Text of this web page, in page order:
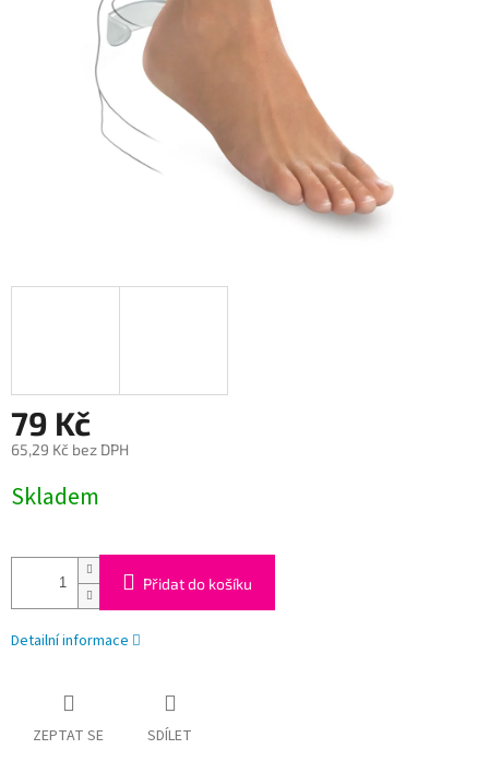
79 Kč
65,29 Kč bez DPH
cena:
Skladem
Přidat do košíku
Detailní informace
ZEPTAT SE SDÍLET